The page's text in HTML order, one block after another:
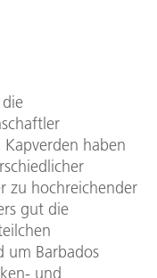
haben
zu hochreichender
gut die
um Barbados
und